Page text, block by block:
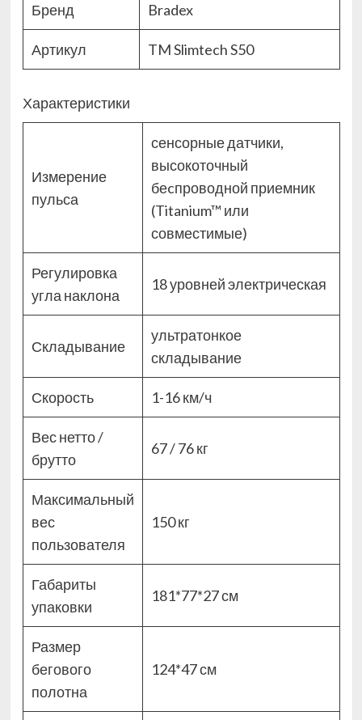
Бренд Bradex
Артикул TM Slimtech S50
Характеристики
Измерение
пульса
сенсорные датчики,
высокоточный
беcпроводной приемник
(Titanium™ или
совместимые)
Регулировка
угла наклона
18 уровней электрическая
Складывание
ультратонкое
складывание
Скорость 1-16 км/ч
Вес нетто /
брутто
67 / 76 кг
Максимальный
вес
пользователя
150 кг
Габариты
упаковки
181*77*27 см
Размер
бегового
полотна
124*47 см